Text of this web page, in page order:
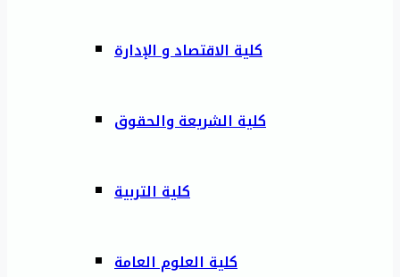
كلية الاقتصاد و الإدارة
كلية الشريعة والحقوق
كلية التربية
كلية العلوم العامة